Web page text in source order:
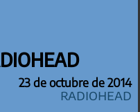
23 de octubre de 2014
Radiohead